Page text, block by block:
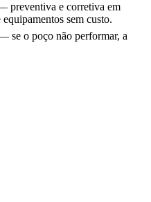
preventiva e corretiva em
sem custo.
se o poço não performar, a